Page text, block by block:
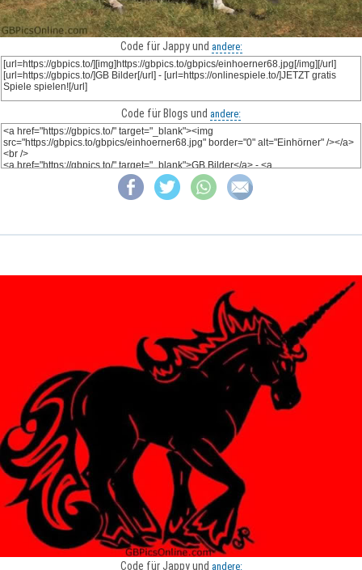
Code für Jappy und andere:
Code für Blogs und andere:
Code für Jappy und andere: